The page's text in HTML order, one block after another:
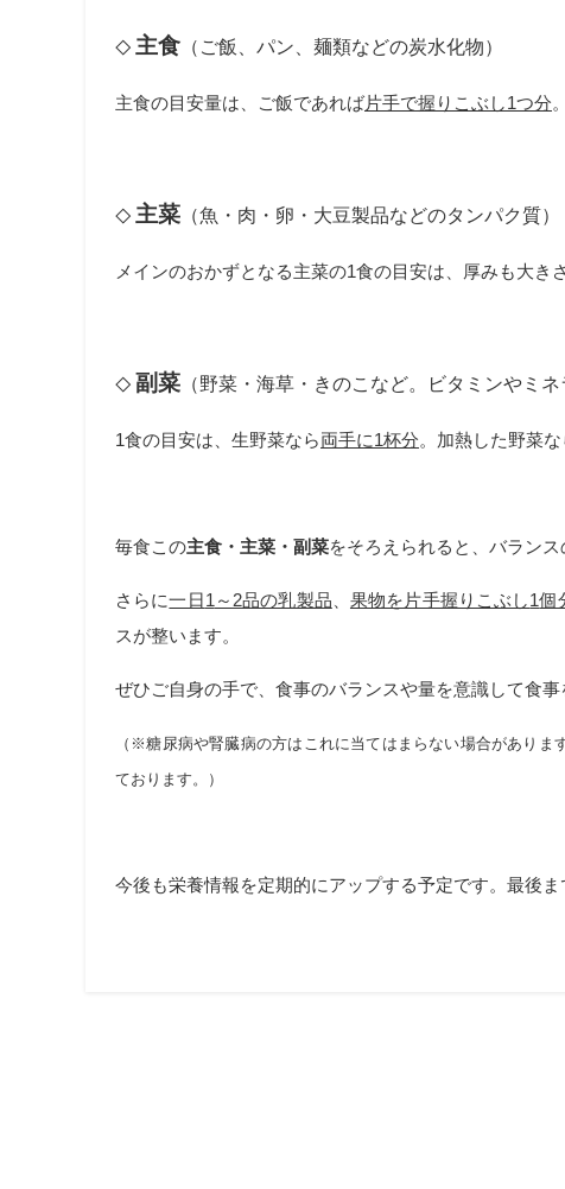
◇ 主食 （ご飯、パン、麺類などの炭水化物）
主食の目安量は、ご飯であれば片手で握りこぶし1つ分
◇ 主菜 （魚・肉・卵・大豆製品などのタンパク質）
メインのおかずとなる主菜の1食の目安は、厚みも大きさ
◇ 副菜 （野菜・海草・きのこなど。ビタミンやミネ
1食の目安は、生野菜なら両手に1杯分。加熱した野菜な
毎食この主食・主菜・副菜をそろえられると、バランス
さらに一日1 ～ 2品の乳製品 果物を片手握りこぶし1個
スが整います。
ぜひご自身の手で、食事のバランスや量を意識して食事
（※糖尿病や腎臓病の方はこれに当てはまらない場合があり
ております。）
今後も栄養情報を定期的にアップする予定です。最後